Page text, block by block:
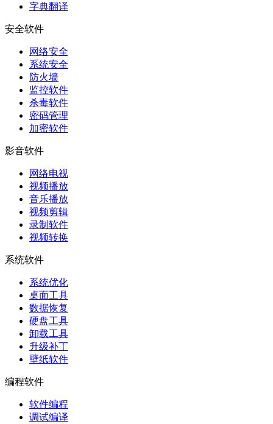
字典翻译
安全软件
网络安全
系统安全
防火墙
监控软件
杀毒软件
密码管理
加密软件
影音软件
网络电视
视频播放
音乐播放
视频剪辑
录制软件
视频转换
系统软件
系统优化
桌面工具
数据恢复
硬盘工具
卸载工具
升级补丁
壁纸软件
编程软件
软件编程
调试编译